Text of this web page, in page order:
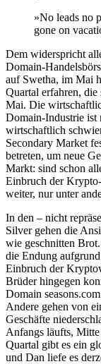
»No leads no
gone on
Dem widerspricht
Domain-
auf Swetha, im Mai
Quartal erfahren, die
Mai. Die
Domain-Industrie ist
wirtschaftlich
Secondary Market
betreten, um neue
Markt: sind schon
Einbruch der
weiter, nur unter
In den – nicht
Silver gehen die
wie geschnitten
die Endung
Einbruch der
Brüder hingegen
Domain
Andere gehen von
Geschäfte
Anfangs läufts,
Quartal gibt es ein
und Dan liefe es